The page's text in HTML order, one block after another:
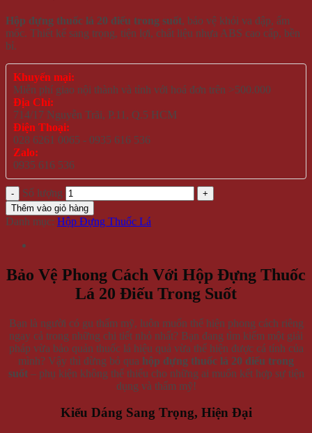
Hộp đựng thuốc lá 20 điếu trong suốt, bảo vệ khỏi va đập, ẩm
mốc. Thiết kế sang trọng, tiện lợi, chất liệu nhựa ABS cao cấp, bền
bỉ.
Khuyến mại:
Miễn phí giao nội thành và tỉnh với hoá đơn trên >500.000
Địa Chỉ:
714/17 Nguyễn Trãi, P.11, Q.5 HCM
Điện Thoại:
028 6261 0065 - 0935 616 536
Zalo:
0935 616 536
Số lượng
Thêm vào giỏ hàng
Danh mục: Hộp Đựng Thuốc Lá
Bảo Vệ Phong Cách Với Hộp Đựng Thuốc
Lá 20 Điếu Trong Suốt
Bạn là người có gu thẩm mỹ, luôn muốn thể hiện phong cách riêng
ngay cả trong những chi tiết nhỏ nhất? Bạn đang tìm kiếm một giải
pháp vừa bảo quản thuốc lá hiệu quả vừa thể hiện được cá tính của
mình? Vậy thì đừng bỏ qua hộp đựng thuốc lá 20 điếu trong
suốt– phụ kiện không thể thiếu cho những ai muốn kết hợp sự tiện
dụng và thẩm mỹ!
Kiểu Dáng Sang Trọng, Hiện Đại